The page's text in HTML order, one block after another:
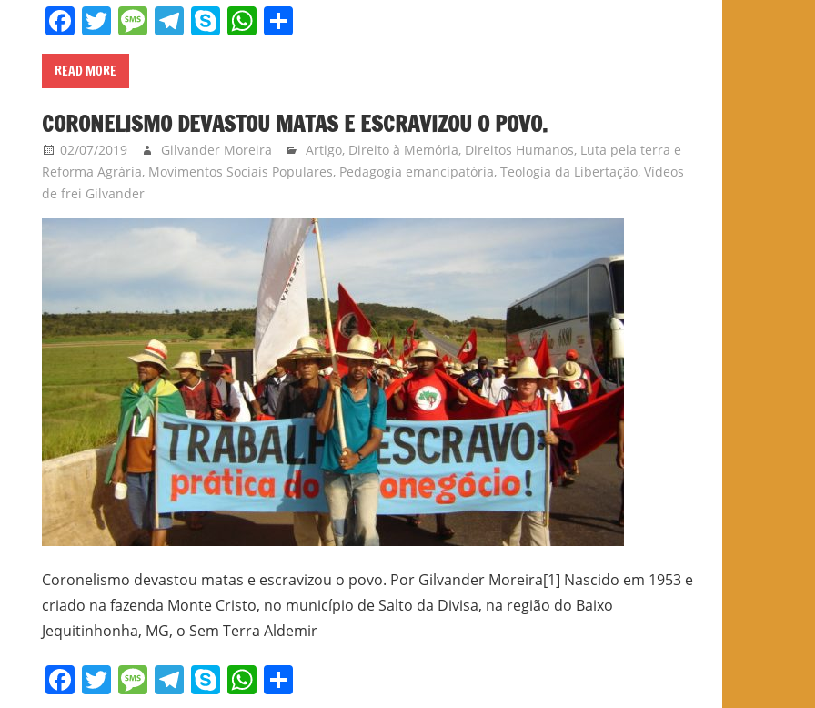
Facebook
Twitter
Message
Telegram
SkypeWhatsApp
READ MORE
CORONELISMO DEVASTOU MATAS E ESCRAVIZOU O POVO.
02/07/2019 Gilvander Moreira Artigo, Direito à Memória, Direitos Humanos, Luta pela terra e
Reforma Agrária, Movimentos Sociais Populares, Pedagogia emancipatória,Teologia da Libertação,Vídeos
de frei Gilvander
Coronelismo devastou matas e escravizou o povo. Por Gilvander Moreira[1] Nascido em 1953 e
criado na fazenda Monte Cristo, no município de Salto da Divisa, na região do Baixo
Jequitinhonha, MG, o Sem Terra Aldemir
Facebook
Twitter
Message
Telegram
SkypeWhatsApp